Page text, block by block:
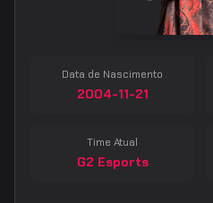
Data de Nascimento
2004-11-21
Time Atual
G2 Esports